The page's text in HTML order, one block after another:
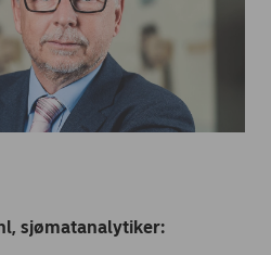
sjømatanalytiker: